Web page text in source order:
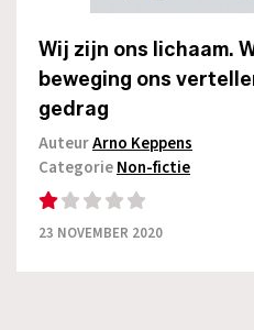
Wij zijn ons lichaam.
beweging ons
gedrag
AuteurArno Keppens
CategorieNon-fictie
23 NOVEMBER 2020